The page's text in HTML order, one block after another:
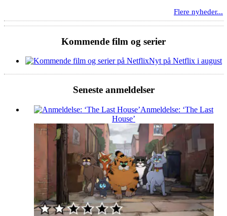
Flere nyheder...
Kommende film og serier
Nyt på Netflix i august
Seneste anmeldelser
Anmeldelse: ‘The Last
House’